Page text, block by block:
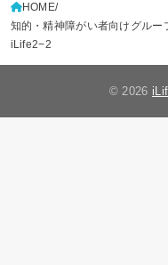
HOME
知的・精神障がい者向けグル
iLife2−2
© 2026